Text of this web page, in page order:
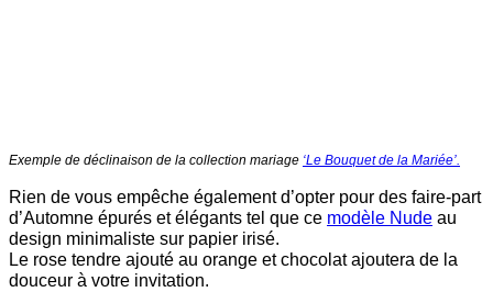
Exemple de déclinaison de la collection mariage ‘Le Bouquet de la Mariée’.
Rien de vous empêche également d’opter pour des faire-part
d’Automne épurés et élégants tel que ce modèle Nude au
design minimaliste sur papier irisé.
Le rose tendre ajouté au orange et chocolat ajoutera de la
douceur à votre invitation.